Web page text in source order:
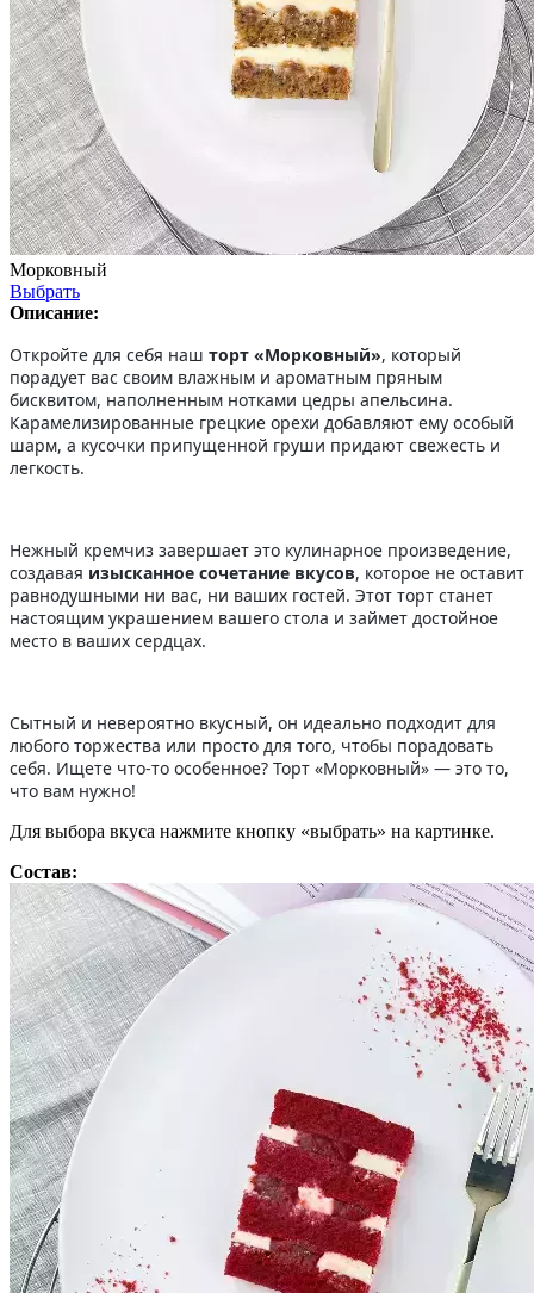
Морковный
Выбрать
Описание:
Откройте для себя наш торт «Морковный», который
порадует вас своим влажным и ароматным пряным
бисквитом, наполненным нотками цедры апельсина.
Карамелизированные грецкие орехи добавляют ему особый
шарм, а кусочки припущенной груши придают свежесть и
легкость.
Нежный кремчиз завершает это кулинарное произведение,
создавая изысканное сочетание вкусов, которое не оставит
равнодушными ни вас, ни ваших гостей. Этот торт станет
настоящим украшением вашего стола и займет достойное
место в ваших сердцах.
Сытный и невероятно вкусный, он идеально подходит для
любого торжества или просто для того, чтобы порадовать
себя. Ищете что-то особенное? Торт «Морковный» — это то,
что вам нужно!
Для выбора вкуса нажмите кнопку «выбрать» на картинке.
Состав: